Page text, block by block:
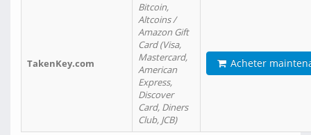
TakenKey.com
Bitcoin,
Altcoins /
Amazon Gift
Card (Visa,
Mastercard,
American
Express,
Discover
Card, Diners
Club, JCB)
Acheter